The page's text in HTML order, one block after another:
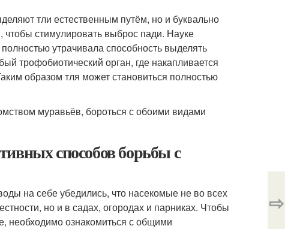
тли естественным путём, но и буквально
чтобы стимулировать выброс пади. Науке
утрачивала способность выделять
трофобиотический орган, где накапливается
образом тля может становиться полностью
муравьёв, бороться с обоими видами
способов борьбы с
на себе убедились, что насекомые не во всех
но и в садах, огородах и парниках. Чтобы
необходимо ознакомиться с общими
⇨